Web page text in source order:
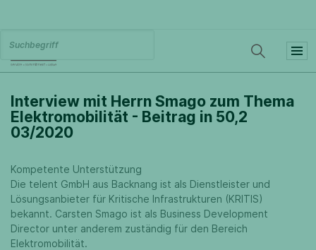
Interview mit Herrn Smago zum Thema
Elektromobilität - Beitrag in 50,2
03/2020
Kompetente Unterstützung
Die telent GmbH aus Backnang ist als Dienstleister und
Lösungsanbieter für Kritische Infrastrukturen (KRITIS)
bekannt. Carsten Smago ist als Business Development
Director unter anderem zuständig für den Bereich
Elektromobilität.